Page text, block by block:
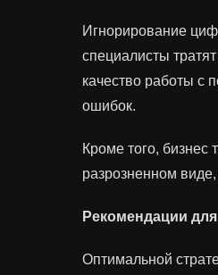
Игнорирование
специалисты
качество работы с
ошибок.
Кроме того, бизнес
разрозненном
Рекомендации
Оптимальной